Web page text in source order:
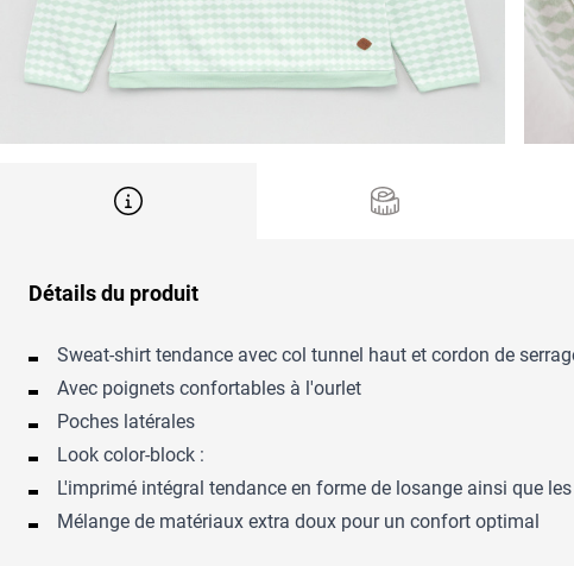
Détails du produit
Sweat-shirt tendance avec col tunnel haut et cordon de
Avec poignets confortables à l'ourlet
Poches latérales
Look color-block :
L'imprimé intégral tendance en forme de losange ainsi que
Mélange de matériaux extra doux pour un confort optimal